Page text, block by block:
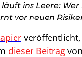
ins Leere:
vor neuen
dieser Beitrag von